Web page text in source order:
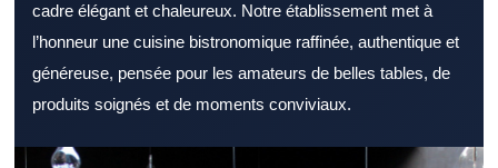
cadre élégant et chaleureux. Notre établissement met à
l’honneur une cuisine bistronomique raffinée, authentique et
généreuse, pensée pour les amateurs de belles tables, de
produits soignés et de moments conviviaux.
Découvrir un Restaurant Val de Marne agréable permet de